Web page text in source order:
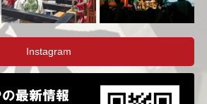
Instagram